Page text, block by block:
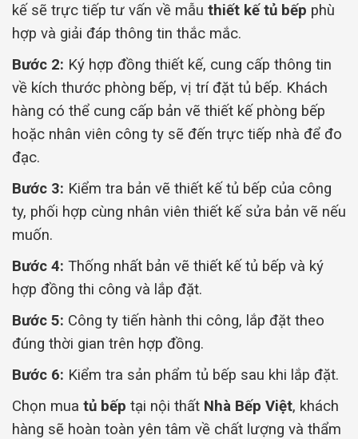
kế sẽ trực tiếp tư vấn về mẫu thiết kế tủ bếp phù
hợp và giải đáp thông tin thắc mắc.
Bước 2: Ký hợp đồng thiết kế, cung cấp thông tin
về kích thước phòng bếp, vị trí đặt tủ bếp. Khách
hàng có thể cung cấp bản vẽ thiết kế phòng bếp
hoặc nhân viên công ty sẽ đến trực tiếp nhà để đo
đạc.
Bước 3: Kiểm tra bản vẽ thiết kế tủ bếp của công
ty, phối hợp cùng nhân viên thiết kế sửa bản vẽ nếu
muốn.
Bước 4: Thống nhất bản vẽ thiết kế tủ bếp và ký
hợp đồng thi công và lắp đặt.
Bước 5: Công ty tiến hành thi công, lắp đặt theo
đúng thời gian trên hợp đồng.
Bước 6: Kiểm tra sản phẩm tủ bếp sau khi lắp đặt.
Chọn mua tủ bếp tại nội thất Nhà Bếp Việt, khách
hàng sẽ hoàn toàn yên tâm về chất lượng và thẩm